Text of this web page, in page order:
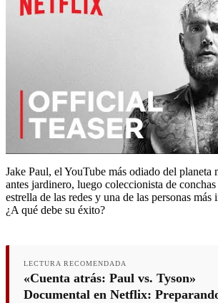
Jake Paul, el YouTube más odiado del planeta
antes jardinero, luego coleccionista de
estrella de las redes y una de las personas más
¿A qué debe su éxito?
LECTURA RECOMENDADA
«Cuenta atrás: Paul vs. Tyson»
Documental en Netflix: